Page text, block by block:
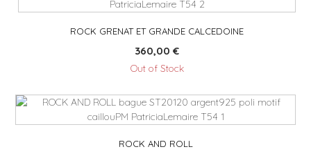
ROCK GRENAT ET GRANDE CALCEDOINE
360,00€
Out of Stock
ROCK AND ROLL